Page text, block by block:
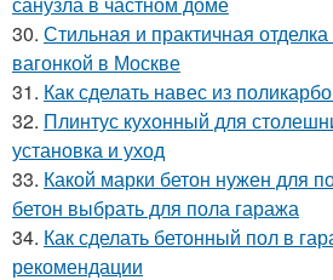
30. Стильная и практичная
вагонкой в Москве
31. Как сделать навес из
32. Плинтус кухонный для
установка и уход
33. Какой марки бетон нужен для
бетон выбрать для пола гаража
34. Как сделать бетонный пол в
рекомендации